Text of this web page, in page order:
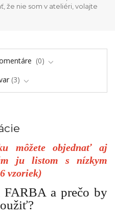
že nie som v ateliéri, volajte
0
3
môžete objednať aj
ju listom s nízkym
vzoriek)
a prečo by